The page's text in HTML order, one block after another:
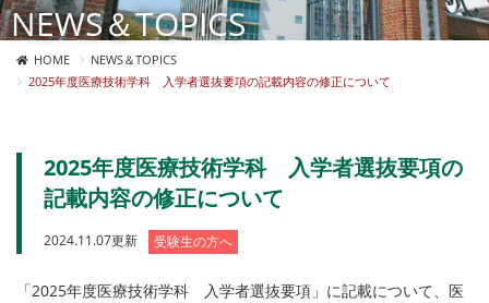
NEWS＆TOPICS
HOME
NEWS＆TOPICS
2025年度医療技術学科 入学者選抜要項の記載内容の修正について
2025年度医療技術学科 入学者選抜要項の
記載内容の修正について
2024.11.07更新 受験生の方へ
「2025年度医療技術学科 入学者選抜要項」に記載について、医